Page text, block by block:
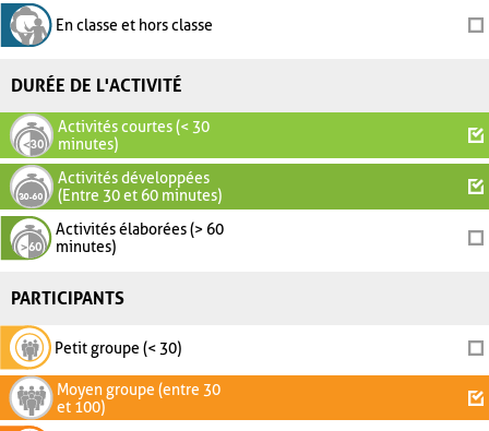
En classe et hors classe
DURÉE DE L'ACTIVITÉ
Activités courtes (< 30
minutes)
Activités développées
(Entre 30 et 60 minutes)
Activités élaborées (> 60
minutes)
PARTICIPANTS
Petit groupe (< 30)
Moyen groupe (entre 30
et 100)